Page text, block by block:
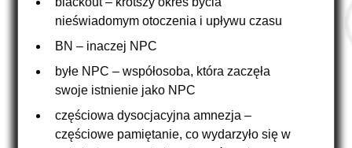
nieświadomym otoczenia i upływu czasu
BN – inaczej NPC
byłe NPC – współosoba, która zaczęła
swoje istnienie jako NPC
częściowa dysocjacyjna amnezja –
częściowe pamiętanie, co wydarzyło się w